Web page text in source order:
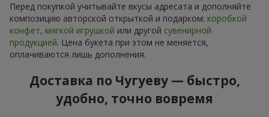
Перед покупкой учитывайте вкусы адресата и дополняйте
композицию авторской открыткой и подарком: коробкой
конфет, мягкой игрушкой или другой сувенирной
продукцией. Цена букета при этом не меняется,
оплачиваются лишь дополнения.
Доставка по Чугуеву — быстро,
удобно, точно вовремя